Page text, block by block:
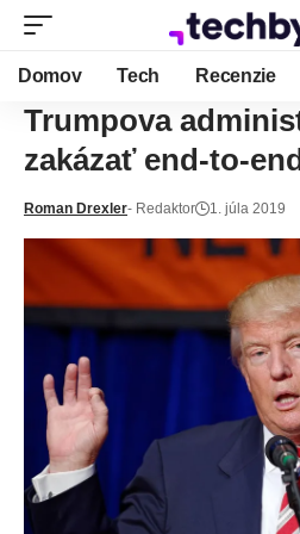
Domov Tech Recenzie
Trumpova
zakázať end-to-
Roman Drexler- Redaktor 1. júla 2019